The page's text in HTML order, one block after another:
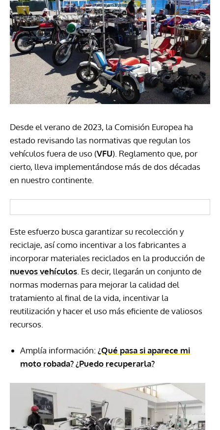
Desde el verano de 2023, la Comisión Europea ha
estado revisando las normativas que regulan los
vehículos fuera de uso (VFU). Reglamento que, por
cierto, lleva implementándose más de dos décadas
en nuestro continente.
Este esfuerzo busca garantizar su recolección y
reciclaje, así como incentivar a los fabricantes a
incorporar materiales reciclados en la producción de
nuevos vehículos . Es decir, llegarán un conjunto de
normas modernas para mejorar la calidad del
tratamiento al final de la vida, incentivar la
reutilización y hacer el uso más eficiente de valiosos
recursos.
Amplía información: ¿Qué pasa si aparece mi
moto robada? ¿Puedo recuperarla?